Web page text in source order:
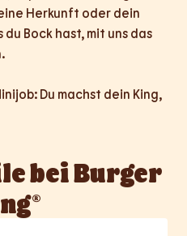
Herkunft oder dein
Bock hast, mit uns das
Du machst dein King,
bei Burger